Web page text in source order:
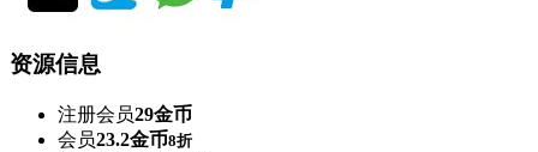
资源信息
注册会员29金币
会员23.2金币8折